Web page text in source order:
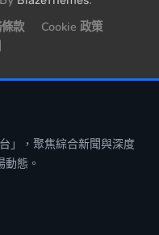
款
Cookie 政策
」，聚焦綜合新聞與深度
態。